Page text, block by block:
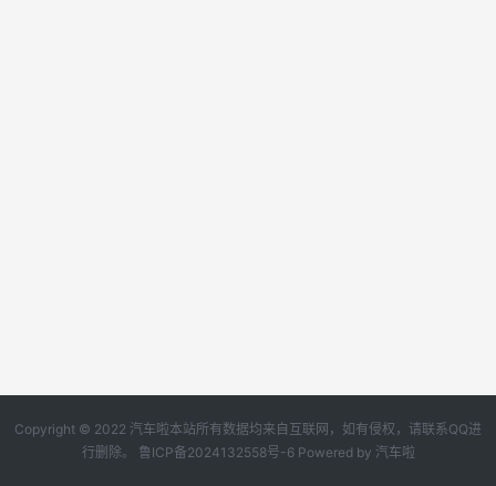
Copyright © 2022 汽车啦本站所有数据均来自互联网，如有侵权，请联系QQ进
行删除。 鲁ICP备2024132558号-6Powered by 汽车啦